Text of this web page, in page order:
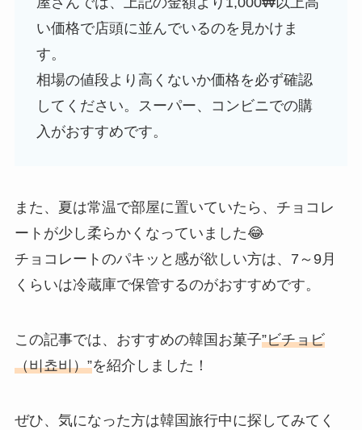
い価格で店頭に並んでいるのを見かけま
す。
相場の値段より高くないか価格を必ず確認
してください。スーパー、コンビニでの購
入がおすすめです。
また、夏は常温で部屋に置いていたら、チョコレ
ートが少し柔らかくなっていました😂
チョコレートのパキッと感が欲しい方は、7～9月
くらいは冷蔵庫で保管するのがおすすめです。
この記事では、おすすめの韓国お菓子”ビチョビ
（비쵸비）”を紹介しました！
ぜひ、気になった方は韓国旅行中に探してみてく